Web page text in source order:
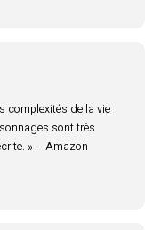
complexités de la vie
sont très
» – Amazon